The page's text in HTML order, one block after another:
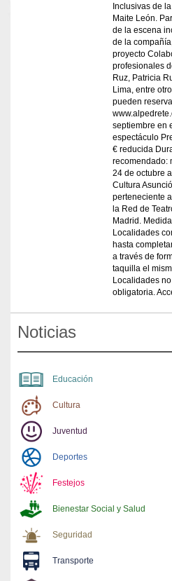
Inclusivas de
Maite León.
de la escena
de la
proyecto
profesionales
Ruz, Patricia
Lima, entre
pueden
septiembre en
espectáculo
€ reducida
recomendado:
24 de octubre
Cultura
perteneciente
la Red de
Madrid.
Localidades
hasta
a través de
taquilla el
Localidades
obligatoria.
Noticias
Educación
Cultura
Juventud
Deportes
Festejos
Bienestar Social y Salud
Seguridad
Transporte